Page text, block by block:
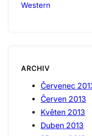
Western
ARCHIV
Červenec
Červen 2013
Květen 2013
Duben 2013